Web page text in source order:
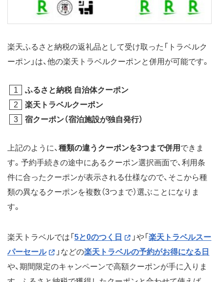
楽天ふるさと納税の返礼品として受け取った「トラベルク
ーポン」は、他の楽天トラベルクーポンと併用が可能です。
ふるさと納税 自治体クーポン
楽天トラベルクーポン
宿クーポン（宿泊施設が独自発行）
上記のように、 種類の違うクーポンを3つまで併用 できま
す。予約手続きの途中にあるクーポン選択画面で、利用条
件に合ったクーポンが表示される仕様なので、そこから種
類の異なるクーポンを複数（3つまで）選ぶことになりま
す。
楽天トラベルでは「 5と0のつく日 」や「楽天トラベルスー
パーセール
」などの楽天トラベルの予約がお得になる日
や、期間限定のキャンペーンで高額クーポンが手に入りま